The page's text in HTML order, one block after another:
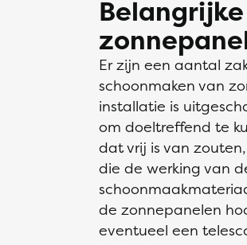
Er zijn een aantal
schoonmaken van
installatie is
om doeltreffend te
dat vrij is van
die de werking van
de zonnepanelen
eventueel een